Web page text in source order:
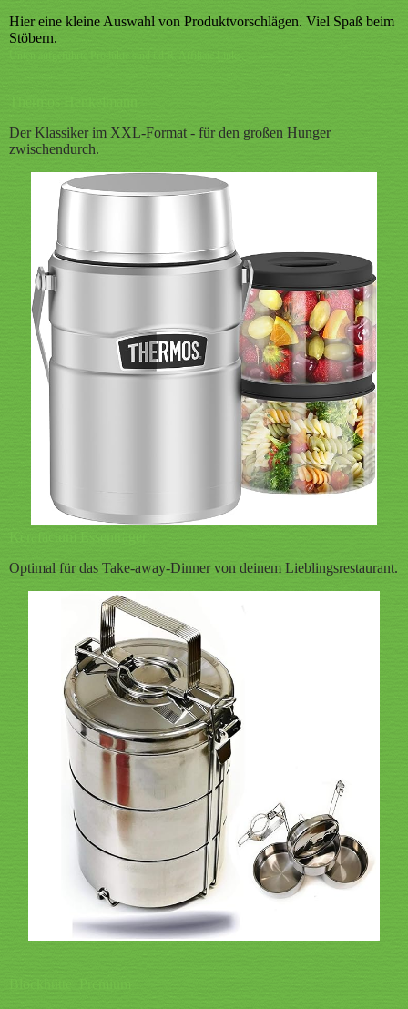
Hier eine kleine Auswahl von Produktvorschlägen. Viel Spaß beim
Stöbern.
Der Klassiker im XXL-Format - für den großen Hunger
zwischendurch.
Optimal für das Take-away-Dinner von deinem Lieblingsrestaurant.